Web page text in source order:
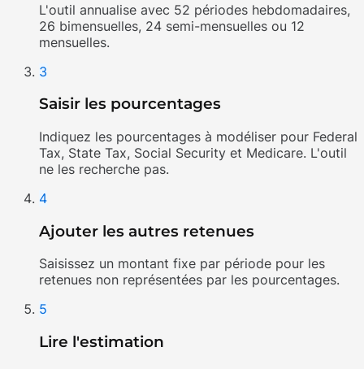
L'outil annualise avec 52 périodes hebdomadaires,
26 bimensuelles, 24 semi-mensuelles ou 12
mensuelles.
3
Saisir les pourcentages
Indiquez les pourcentages à modéliser pour Federal
Tax, State Tax, Social Security et Medicare. L'outil
ne les recherche pas.
4
Ajouter les autres retenues
Saisissez un montant fixe par période pour les
retenues non représentées par les pourcentages.
5
Lire l'estimation